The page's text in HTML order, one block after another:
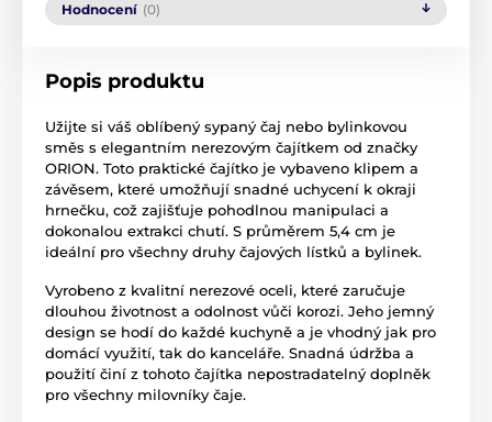
Hodnocení (0)
Popis produktu
Užijte si váš oblíbený sypaný čaj nebo bylinkovou
směs s elegantním nerezovým čajítkem od značky
ORION. Toto praktické čajítko je vybaveno klipem a
závěsem, které umožňují snadné uchycení k okraji
hrnečku, což zajišťuje pohodlnou manipulaci a
dokonalou extrakci chutí. S průměrem 5,4 cm je
ideální pro všechny druhy čajových lístků a bylinek.
Vyrobeno z kvalitní nerezové oceli, které zaručuje
dlouhou životnost a odolnost vůči korozi. Jeho jemný
design se hodí do každé kuchyně a je vhodný jak pro
domácí využití, tak do kanceláře. Snadná údržba a
použití činí z tohoto čajítka nepostradatelný doplněk
pro všechny milovníky čaje.